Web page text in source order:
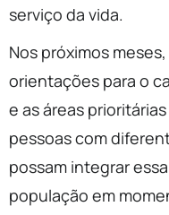
serviço da vida.
Nos próximos
orientações para o
e as áreas
pessoas com
possam integrar
população em